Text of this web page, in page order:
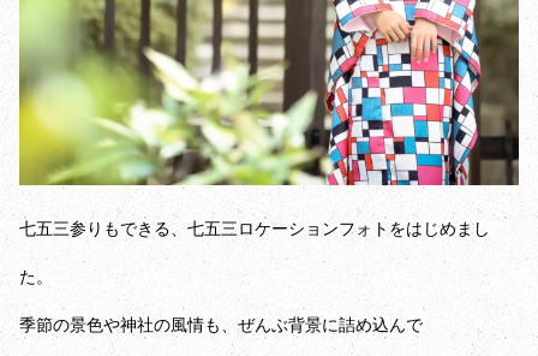
七五三参りもできる、七五三ロケーションフォトをはじめまし
た。
季節の景色や神社の風情も、ぜんぶ背景に詰め込んで